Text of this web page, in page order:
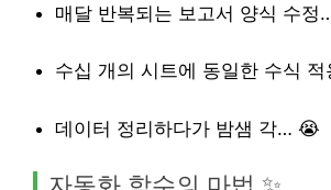
매달 반복되는 보고서 양식 수정
수십 개의 시트에 동일한 수식
데이터 정리하다가 밤샘 각… 😭